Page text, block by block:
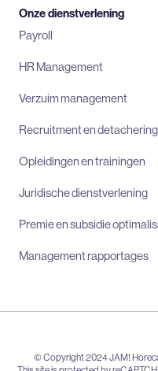
Onze dienstverlening
Payroll
HR Management
Verzuim management
Recruitment en detachering
Opleidingen en trainingen
Juridische dienstverlening
Premie en subsidie
Management rapportages
© Copyright 2024 JAM!